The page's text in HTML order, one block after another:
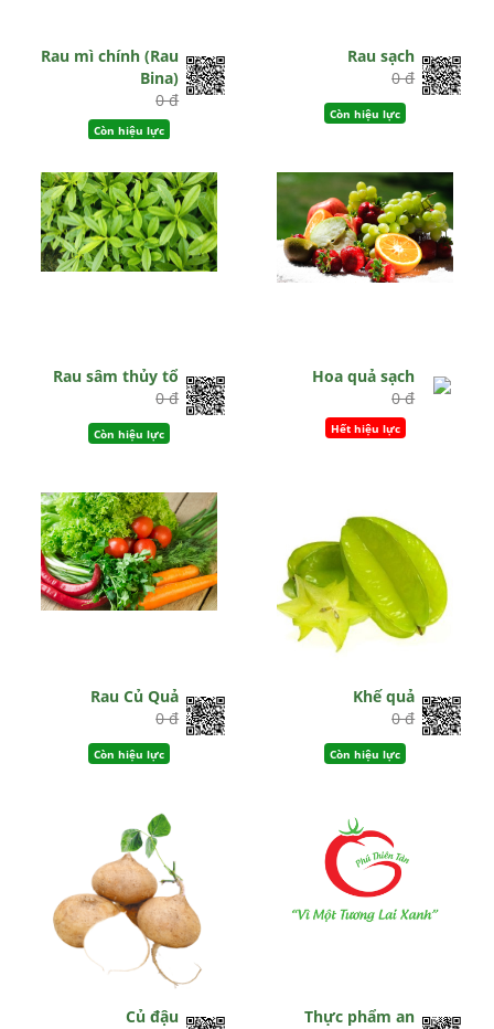
Rau mì chính (Rau
Bina)
0 đ
Còn hiệu lực
Rau sạch
0 đ
Còn hiệu lực
Rau sâm thủy tổ
0 đ
Còn hiệu lực
Hoa quả sạch
0 đ
Hết hiệu lực
Rau Củ Quả
0 đ
Còn hiệu lực
Khế quả
0 đ
Còn hiệu lực
Củ đậu
Thực phẩm an